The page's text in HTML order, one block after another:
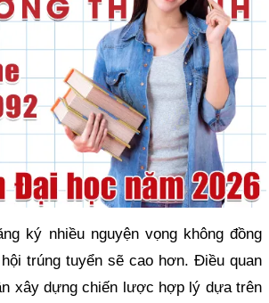
ký nhiều nguyện vọng không đồng
trúng tuyển sẽ cao hơn. Điều quan
xây dựng chiến lược hợp lý dựa trên